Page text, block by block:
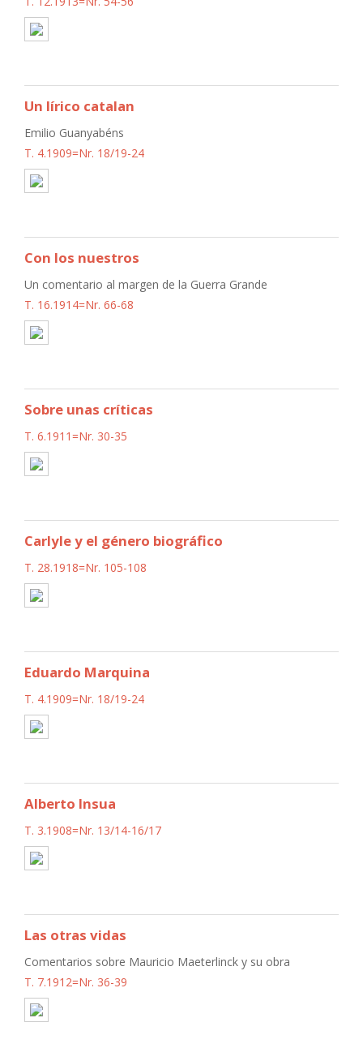
Un lírico catalan
Emilio Guanyabéns
T. 4.1909=Nr. 18/19-24
Con los nuestros
Un comentario al margen de la Guerra Grande
T. 16.1914=Nr. 66-68
Sobre unas críticas
T. 6.1911=Nr. 30-35
Carlyle y el género biográfico
T. 28.1918=Nr. 105-108
Eduardo Marquina
T. 4.1909=Nr. 18/19-24
Alberto Insua
T. 3.1908=Nr. 13/14-16/17
Las otras vidas
Comentarios sobre Mauricio Maeterlinck y su obra
T. 7.1912=Nr. 36-39